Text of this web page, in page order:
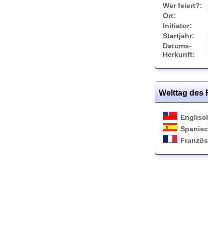
Wer feiert?:
Ort:
Initiator:
Startjahr:
Datums-
Herkunft:
Welttag des